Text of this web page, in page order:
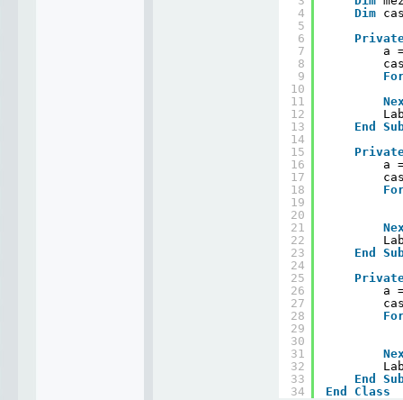
4
5
6
7
8
9
10
11
12
13
14
15
16
17
18
19
20
21
22
23
24
25
26
27
28
29
30
31
32
33
34
Dim
a
End
a
End
a
End
End
Class